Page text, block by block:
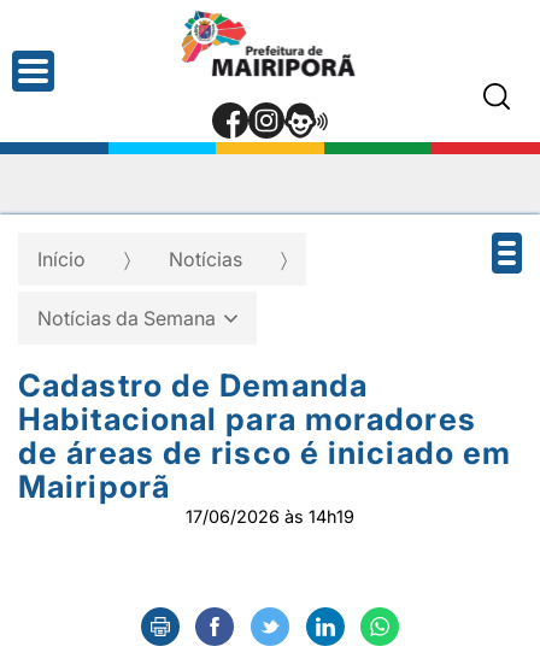
Início Notícias
Notícias da Semana
Cadastro de Demanda
Habitacional para moradores
de áreas de risco é iniciado em
Mairiporã
17/06/2026 às 14h19